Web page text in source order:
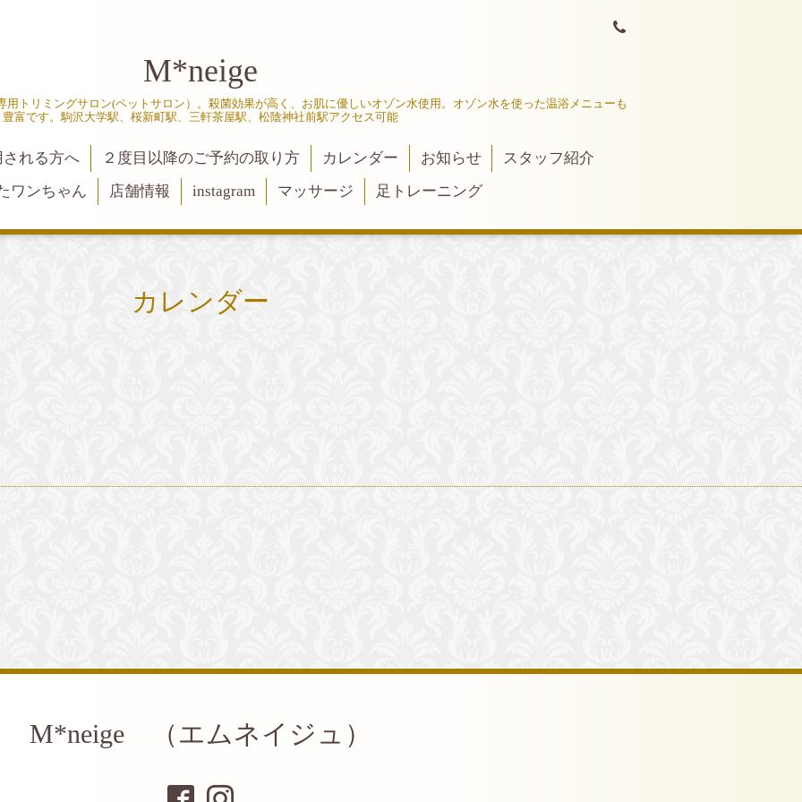
M*neige
トリミングサロン(ペットサロン）。殺菌効果が高く、お肌に優しいオゾン水使用。オゾン水を使った温浴メニューも
豊富です。駒沢大学駅、桜新町駅、三軒茶屋駅、松陰神社前駅アクセス可能
れる方へ ２度目以降のご予約の取り方 カレンダー お知らせ
スタッフ紹介
ワンちゃん
店舗情報 instagram マッサージ 足トレーニング
カレンダー
M*neige （エムネイジュ）